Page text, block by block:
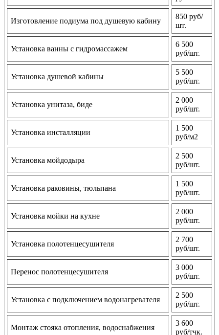
Изготовление подиума под душевую кабину
850 руб/
шт.
Установка ванны с гидромассажем
6 500
руб/шт.
Установка душевой кабины
5 500
руб/шт.
Установка унитаза, биде
2 000
руб/шт.
Установка инсталляции
1 500
руб/м2
Установка мойдодыра
2 500
руб/шт.
Установка раковины, тюльпана
1 500
руб/шт.
Установка мойки на кухне
2 000
руб/шт.
Установка полотенцесушителя
2 700
руб/шт.
Перенос полотенцесушителя
3 000
руб/шт.
Установка с подключением водонагревателя
2 500
руб/шт.
Монтаж стояка отопления, водоснабжения
3 600
руб/тчк.